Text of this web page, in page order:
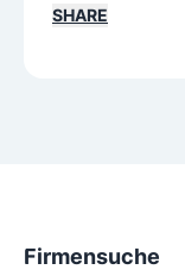
SHARE
Firmensuche